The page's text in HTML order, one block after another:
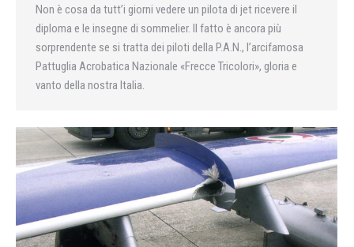
Non è cosa da tutt’i giorni vedere un pilota di jet ricevere il
diploma e le insegne di sommelier. Il fatto è ancora più
sorprendente se si tratta dei piloti della P.A.N., l’arcifamosa
Pattuglia Acrobatica Nazionale «Frecce Tricolori», gloria e
vanto della nostra Italia.